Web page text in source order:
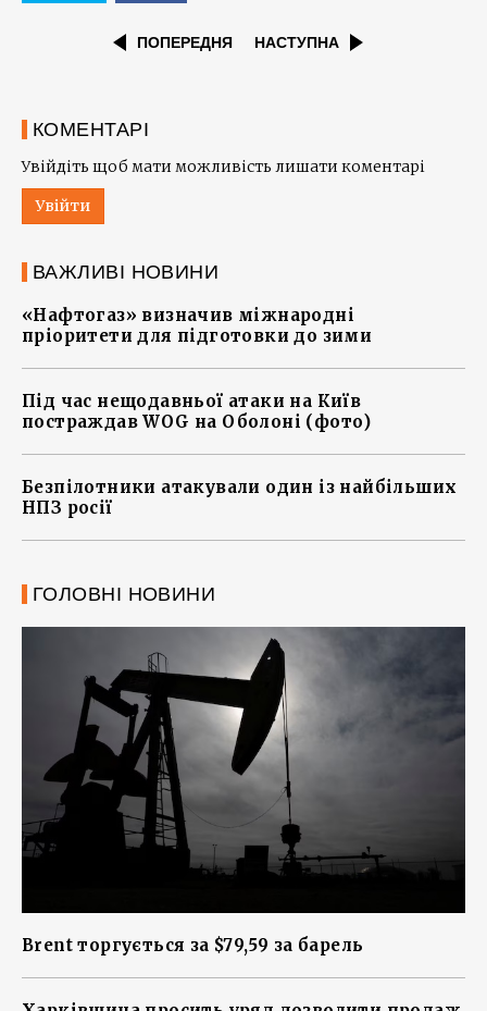
ПОПЕРЕДНЯ НАСТУПНА
КОМЕНТАРІ
Увійдіть щоб мати можливість лишати коментарі
Увійти
ВАЖЛИВІ НОВИНИ
«Нафтогаз» визначив міжнародні
пріоритети для підготовки до зими
Під час нещодавньої атаки на Київ
постраждав WOG на Оболоні (фото)
Безпілотники атакували один із найбільших
НПЗ росії
ГОЛОВНІ НОВИНИ
Brent торгується за $79,59 за барель